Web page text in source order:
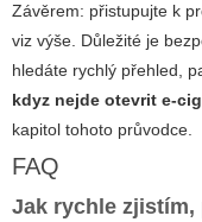
Závěrem: přistupujte k
viz výše. Důležité je
hledáte rychlý přehled,
kdyz nejde otevrit e-
kapitol tohoto průvodce.
FAQ
Jak rychle zjistím,